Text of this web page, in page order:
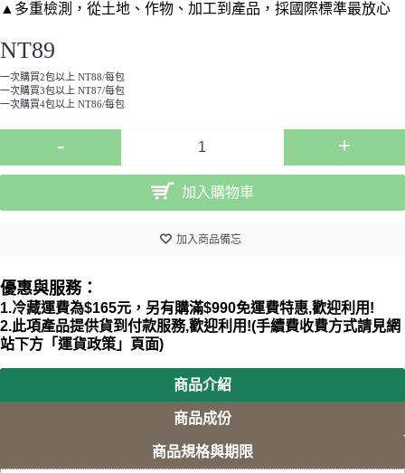
▲多重檢測，從土地、作物、加工到產品，採國際標準最放心
NT89
一次購買2包以上 NT88/每包
一次購買3包以上 NT87/每包
一次購買4包以上 NT86/每包
- +
加入購物車
加入商品備忘
優惠與服務：
1.冷藏運費為$165元，另有購滿$990免運費特惠,歡迎利用 !
2.此項產品提供貨到付款服務,歡迎利用!(手續費收費方式請見網
站下方「運貨政策」頁面)
商品介紹
商品成份
商品規格與期限